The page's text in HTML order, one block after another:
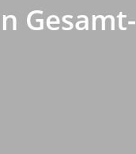
Gesamt-